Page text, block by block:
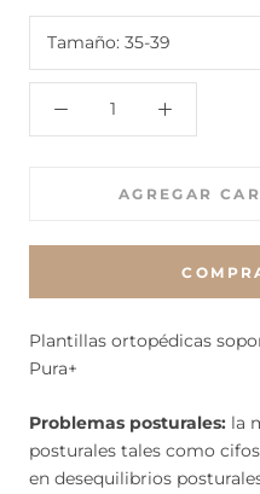
Tamaño: 35-39
AGREGAR
Plantillas ortopédicas
Pura+
Problemas posturales: la
posturales tales como
en desequilibrios